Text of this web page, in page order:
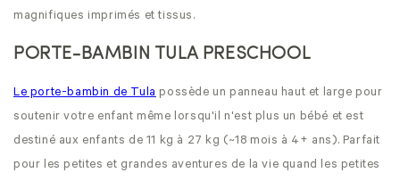
magnifiques imprimés et tissus.
PORTE-BAMBIN TULA PRESCHOOL
Le porte-bambin de Tula possède un panneau haut et large pour
soutenir votre enfant même lorsqu'il n'est plus un bébé et est
destiné aux enfants de 11 kg à 27 kg (~18 mois à 4+ ans). Parfait
pour les petites et grandes aventures de la vie quand les petites